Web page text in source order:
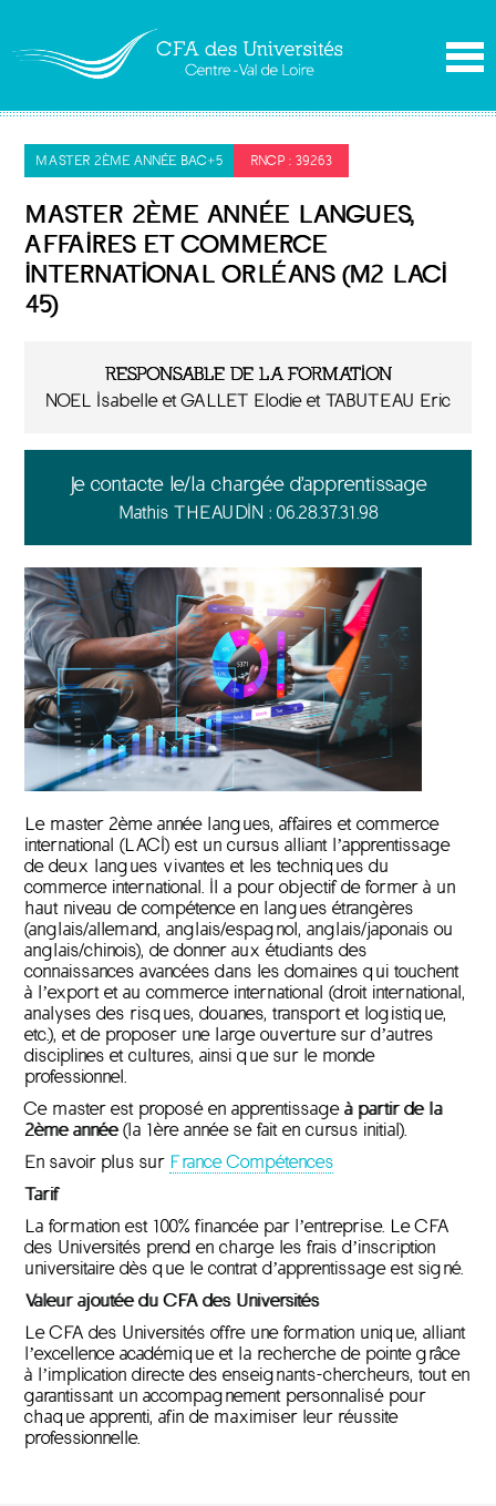
MASTER 2ÈME ANNÉE BAC+5 RNCP : 39263
MASTER 2ÈME ANNÉE LANGUES,
AFFAIRES ET COMMERCE
INTERNATIONAL ORLÉANS (M2 LACI
45)
RESPONSABLE DE LA FORMATION
NOEL Isabelle et GALLET Elodie et TABUTEAU Eric
Je contacte le/la chargée d'apprentissage
Mathis THEAUDIN : 06.28.37.31.98
Le master 2ème année langues, affaires et commerce
international (LACI) est un cursus alliant l’apprentissage
de deux langues vivantes et les techniques du
commerce international. Il a pour objectif de former à un
haut niveau de compétence en langues étrangères
(anglais/allemand, anglais/espagnol, anglais/japonais ou
anglais/chinois), de donner aux étudiants des
connaissances avancées dans les domaines qui touchent
à l’export et au commerce international (droit international,
analyses des risques, douanes, transport et logistique,
etc.), et de proposer une large ouverture sur d’autres
disciplines et cultures, ainsi que sur le monde
professionnel.
Ce master est proposé en apprentissageà partir de la
2ème année(la 1ère année se fait en cursus initial).
En savoir plus sur France Compétences
Tarif
La formation est 100% financée par l’entreprise. Le CFA
des Universités prend en charge les frais d’inscription
universitaire dès que le contrat d’apprentissage est signé.
Valeur ajoutée du CFA des Universités
Le CFA des Universités offre une formation unique, alliant
l’excellence académique et la recherche de pointe grâce
à l’implication directe des enseignants-chercheurs, tout en
garantissant un accompagnement personnalisé pour
chaque apprenti, afin de maximiser leur réussite
professionnelle.